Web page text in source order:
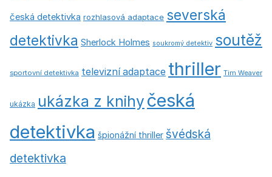
česká detektivka rozhlasová adaptace severská
detektivka Sherlock Holmes soukromý detektiv soutěž
sportovní detektivka televizní adaptace thriller Tim Weaver
ukázka ukázka z knihy česká
detektivka špionážní thriller švédská
detektivka